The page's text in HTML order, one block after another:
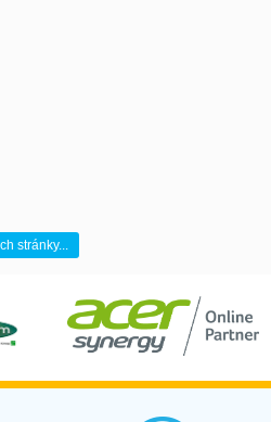
stránky...